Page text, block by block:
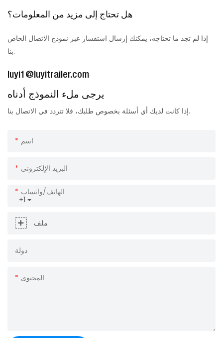
هل تحتاج إلى مزيد من المعلومات؟
إذا لم تجد ما تحتاجه، يمكنك إرسال استفسار عبر نموذج الاتصال الخاص
بنا.
luyi1@luyitrailer.com
يرجى ملء النموذج أدناه
إذا كانت لديك أي أسئلة بخصوص طلبك، فلا تتردد في الاتصال بنا.
اسم
البريد الإلكتروني
+1
الهاتف/واتساب
ملف
دولة
المحتوى